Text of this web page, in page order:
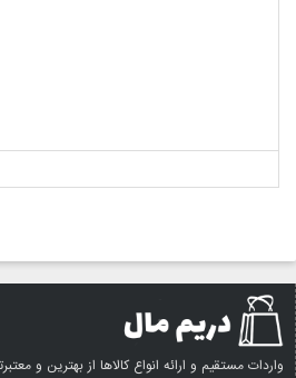
واردات مستقیم و ارائه انواع کالاها از بهترین و